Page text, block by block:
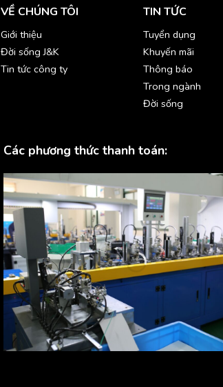
VỀ CHÚNG TÔI
Giới thiệu
Đời sống J&K
Tin tức công ty
TIN TỨC
Tuyển dụng
Khuyến mãi
Thông báo
Trong ngành
Đời sống
Các phương thức thanh toán: